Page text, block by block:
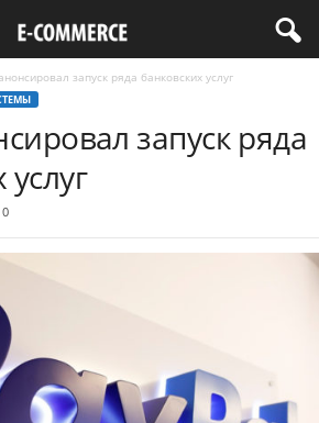
запуск ряда банковских услуг
запуск ряда
0